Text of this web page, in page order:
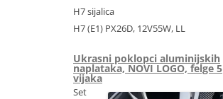
H7 sijalica
H7 (E1) PX26D, 12V55W, LL
Ukrasni poklopci aluminijskih
naplataka, NOVI LOGO, felge 5
vijaka
Set